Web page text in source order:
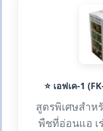
⭐ เอฟเค-1
สูตรพิเศษสำห
พืชที่อ่อนแอ เ